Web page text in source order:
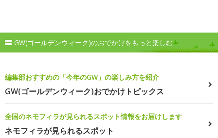
GW(ゴールデンウィーク)のおでかけをもっと楽しむ
編集部おすすめの「今年のGW」の楽しみ方を紹介
GW(ゴールデンウィーク)おでかけトピックス
全国のネモフィラが見られるスポット情報をお届けします
ネモフィラが見られるスポット